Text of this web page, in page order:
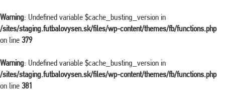
Warning: Undefined variable $cache_busting_version in
/sites/staging.futbalovysen.sk/files/wp-content/themes/fb/functions.php
on line 379
Warning: Undefined variable $cache_busting_version in
/sites/staging.futbalovysen.sk/files/wp-content/themes/fb/functions.php
on line 381